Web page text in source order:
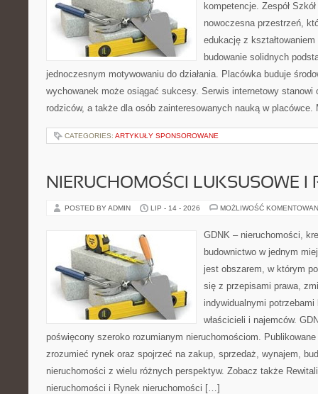
kompetencje. Zespół
nowoczesna przestrzeń,
edukację z
budowanie solidnych
jednoczesnym motywowaniu do działania. Placówka buduje
wychowanek może osiągać sukcesy. Serwis internetowy stanowi
rodziców, a także dla osób zainteresowanych nauką w
CATEGORIES: ARTYKUŁY SPONSOROWANE
NIERUCHOMOŚCI LUKSUSOWE I
POSTED BY ADMIN LIP - 14 - 2026 MOŻLIWOŚĆ
GDNK – nieruchomości,
budownictwo w jednym
jest obszarem, w którym
się z przepisami prawa,
indywidualnymi
właścicieli i najemców.
poświęcony szeroko rozumianym nieruchomościom. Publikowane
zrozumieć rynek oraz spojrzeć na zakup, sprzedaż, wynajem,
nieruchomości z wielu różnych perspektyw. Zobacz także
nieruchomości i Rynek nieruchomości […]